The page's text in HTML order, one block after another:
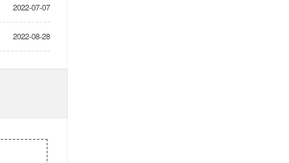
2022-07-07
2022-08-28